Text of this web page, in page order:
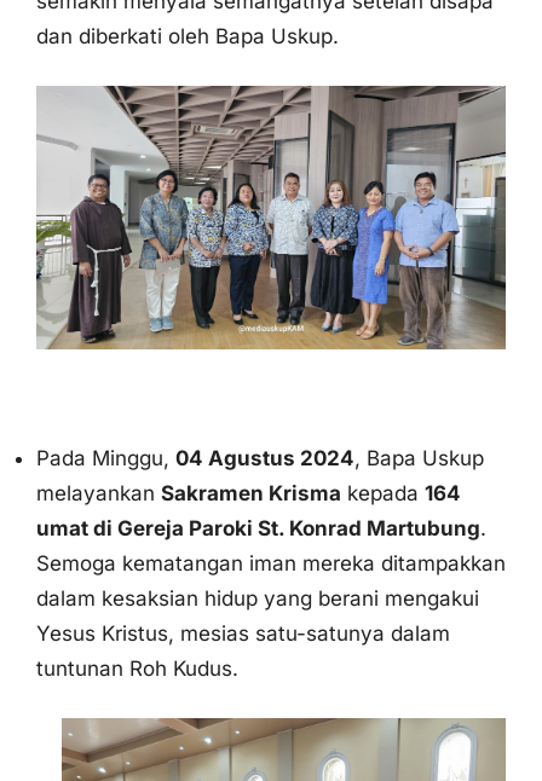
dan diberkati oleh Bapa Uskup.
Pada Minggu, 04 Agustus 2024, Bapa Uskup
melayankan Sakramen Krisma kepada 164
umat di Gereja Paroki St. Konrad Martubung.
Semoga kematangan iman mereka ditampakkan
dalam kesaksian hidup yang berani mengakui
Yesus Kristus, mesias satu-satunya dalam
tuntunan Roh Kudus.